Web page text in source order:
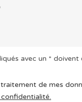
avec un * doivent
traitement de mes